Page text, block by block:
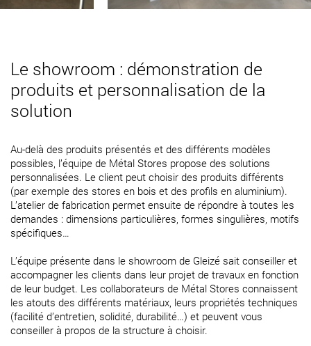
Le showroom : démonstration de
produits et personnalisation de la
solution
Au-delà des produits présentés et des différents modèles
possibles, l’équipe de Métal Stores propose des solutions
personnalisées. Le client peut choisir des produits différents
(par exemple des stores en bois et des profils en aluminium).
L’atelier de fabrication permet ensuite de répondre à toutes les
demandes : dimensions particulières, formes singulières, motifs
spécifiques…
L’équipe présente dans le showroom de Gleizé sait conseiller et
accompagner les clients dans leur projet de travaux en fonction
de leur budget. Les collaborateurs de Métal Stores connaissent
les atouts des différents matériaux, leurs propriétés techniques
(facilité d’entretien, solidité, durabilité…) et peuvent vous
conseiller à propos de la structure à choisir.